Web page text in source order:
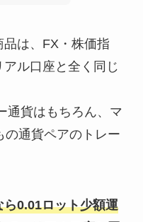
は、FX・株価指
ル口座と全く同じ
通貨はもちろん、マ
の通貨ペアのトレー
0.01ロット少額運